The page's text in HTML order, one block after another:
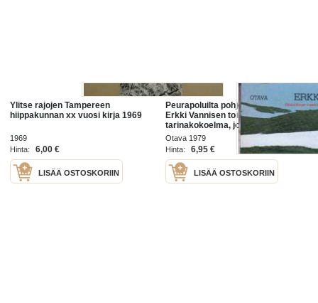
Ylitse rajojen Tampereen
hiippakunnan xx vuosi kirja 1969
1969
Hinta:
6,00 €
LISÄÄ OSTOSKORIIN
Peurapoluilta pohjoiseen, 1979.
Erkki Vannisen toinen
tarinakokoelma, jossa Vanninen
vie lukijan
Otava 1979
Hinta:
6,95 €
LISÄÄ OSTOSKORIIN